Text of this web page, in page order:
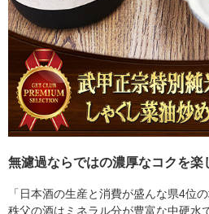
無濾過ならではの濃厚なコクを楽
「日本酒の生産と消費が盛んな県4位の
秩父の酒はミネラル分が豊富な中硬水